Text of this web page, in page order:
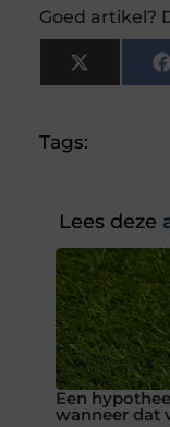
Goed artikel?
X
(Twitter)
Tags:
Lees deze
Een
wanneer dat